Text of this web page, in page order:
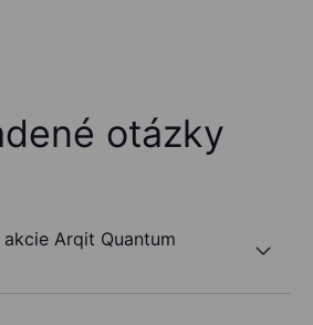
otázky
Arqit Quantum